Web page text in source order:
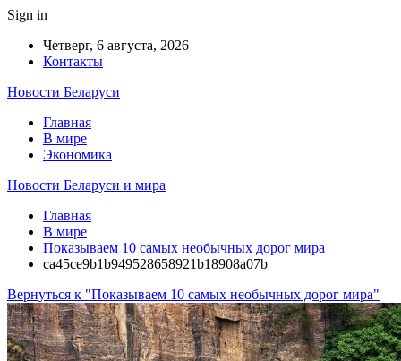
Sign in
Четверг, 6 августа, 2026
Контакты
Новости Беларуси
Главная
В мире
Экономика
Новости Беларуси и мира
Главная
В мире
Показываем 10 самых необычных дорог мира
ca45ce9b1b949528658921b18908a07b
Вернуться к "Показываем 10 самых необычных дорог мира"